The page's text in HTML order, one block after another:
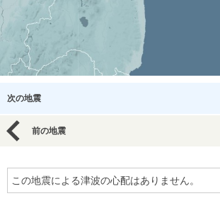
次の地震
前の地震
この地震による津波の心配はありません。